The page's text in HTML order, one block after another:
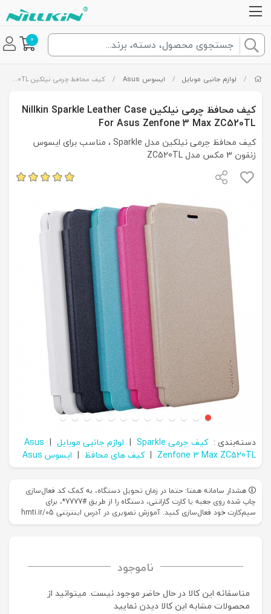
0
/ لوازم جانبی موبایل / ایسوس Asus / کیف محافظ چرمی نیلکین Nillkin Sparkle Leather Case For Asus Zenfone 3 Max ZC520TL
کیف محافظ چرمی نیلکین Nillkin Sparkle Leather Case
For Asus Zenfone 3 Max ZC520TL
کیف محافظ چرمی نیلکین مدل Sparkle ، مناسب برای ایسوس
زنفون 3 مکس مدل ZC520TL
دسته‌بندی : کیف چرمی Sparkle | لوازم جانبی موبایل |
Asus
Zenfone 3 Max ZC520TL
| کیف های محافظ | ایسوس Asus
هشدار سامانه همتا: حتما در زمان تحویل دستگاه، به کمک کد فعال‌سازی
چاپ شده روی جعبه یا کارت گارانتی، دستگاه را از طریق #7777*، برای
سیم‌کارت خود فعال‌سازی کنید. آموزش تصویری در آدرس اینترنتی hmti.ir/05
ناموجود
متاسفانه این کالا در حال حاضر موجود نیست. می‍توانید از
محصولات مشابه این کالا دیدن نمایید